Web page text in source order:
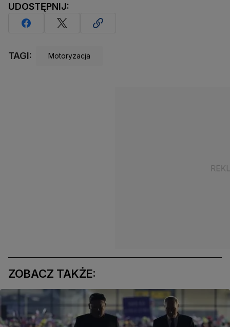
UDOSTĘPNIJ:
TAGI: Motoryzacja
ZOBACZ TAKŻE: